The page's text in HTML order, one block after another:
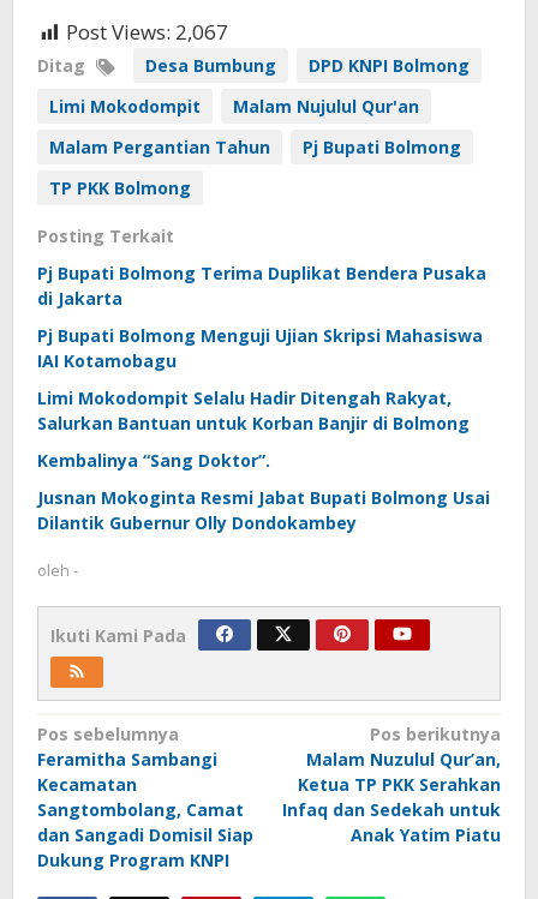
Post Views: 2,067
Ditag Desa Bumbung
DPD KNPI Bolmong
Limi Mokodompit
Malam Nujulul Qur'an
Malam Pergantian Tahun
Pj Bupati Bolmong
TP PKK Bolmong
Posting Terkait
Pj Bupati Bolmong Terima Duplikat Bendera Pusaka
di Jakarta
Pj Bupati Bolmong Menguji Ujian Skripsi Mahasiswa
IAI Kotamobagu
Limi Mokodompit Selalu Hadir Ditengah Rakyat,
Salurkan Bantuan untuk Korban Banjir di Bolmong
Kembalinya “Sang Doktor”.
Jusnan Mokoginta Resmi Jabat Bupati Bolmong Usai
Dilantik Gubernur Olly Dondokambey
oleh -
Ikuti Kami Pada
Navigasi
pos
Pos sebelumnya
Feramitha Sambangi
Kecamatan
Sangtombolang, Camat
dan Sangadi Domisil Siap
Dukung Program KNPI
Pos berikutnya
Malam Nuzulul Qur’an,
Ketua TP PKK Serahkan
Infaq dan Sedekah untuk
Anak Yatim Piatu